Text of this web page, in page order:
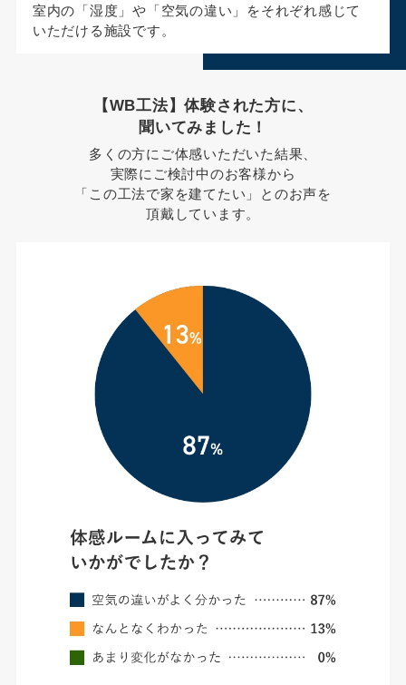
室内の「湿度」や「空気の違い」をそれぞれ感じて
いただける施設です。
【WB工法】体験された方に、
聞いてみました！
多くの方にご体感いただいた結果、
実際にご検討中のお客様から
「この工法で家を建てたい」とのお声を
頂戴しています。